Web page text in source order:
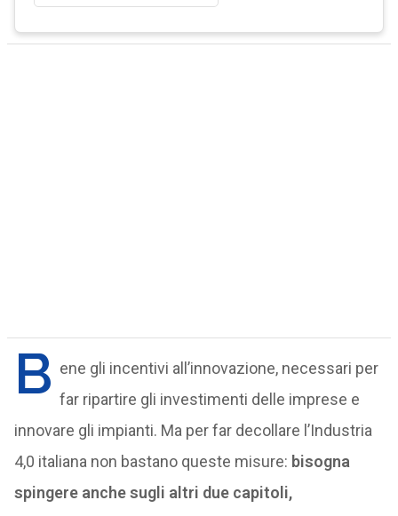
B ene gli incentivi all’innovazione, necessari per
far ripartire gli investimenti delle imprese e
innovare gli impianti. Ma per far decollare l’Industria
4,0 italiana non bastano queste misure: bisogna
spingere anche sugli altri due capitoli,